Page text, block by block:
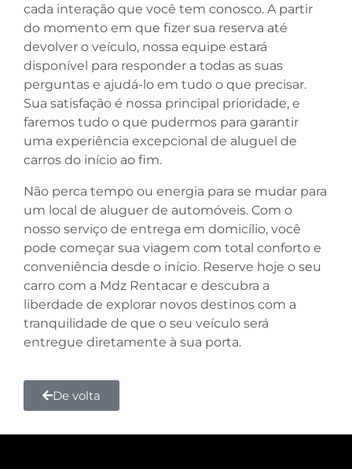
cada interação que você tem conosco. A partir
do momento em que fizer sua reserva até
devolver o veículo, nossa equipe estará
disponível para responder a todas as suas
perguntas e ajudá-lo em tudo o que precisar.
Sua satisfação é nossa principal prioridade, e
faremos tudo o que pudermos para garantir
uma experiência excepcional de aluguel de
carros do início ao fim.
Não perca tempo ou energia para se mudar para
um local de aluguer de automóveis. Com o
nosso serviço de entrega em domicílio, você
pode começar sua viagem com total conforto e
conveniência desde o início. Reserve hoje o seu
carro com a Mdz Rentacar e descubra a
liberdade de explorar novos destinos com a
tranquilidade de que o seu veículo será
entregue diretamente à sua porta.
De volta